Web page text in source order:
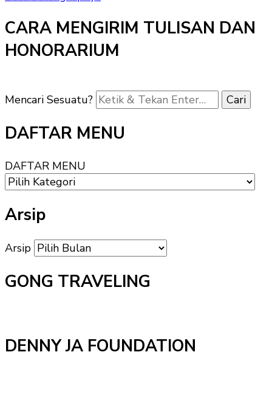
CARA MENGIRIM TULISAN DAN
HONORARIUM
Mencari Sesuatu?
DAFTAR MENU
DAFTAR MENU
Arsip
Arsip
GONG TRAVELING
DENNY JA FOUNDATION